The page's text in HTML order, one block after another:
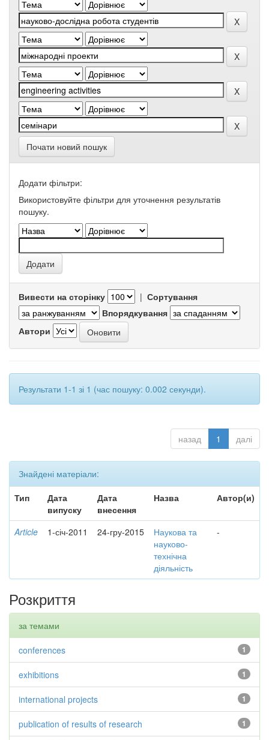
Почати новий пошук
Додати фільтри:
Використовуйте фільтри для уточнення результатів
пошуку.
Вивести на сторінку | Сортування
Впорядкування
Автори
Результати 1-1 зі 1 (час пошуку: 0.002 секунди).
назад 1 далі
Знайдені матеріали:
Тип
Дата
випуску
Дата
внесення
Назва Автор(и)
Article 1-січ-2011 24-гру-2015
Наукова та
науково-
технічна
діяльність
-
Розкриття
за темами
1
conferences
1
exhibitions
1
international projects
1
publication of results of research